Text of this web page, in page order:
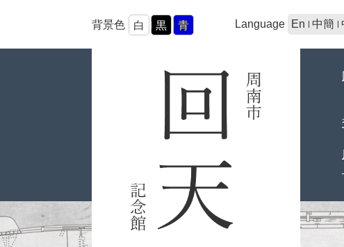
背景色 白 黒 青 Language En 中簡